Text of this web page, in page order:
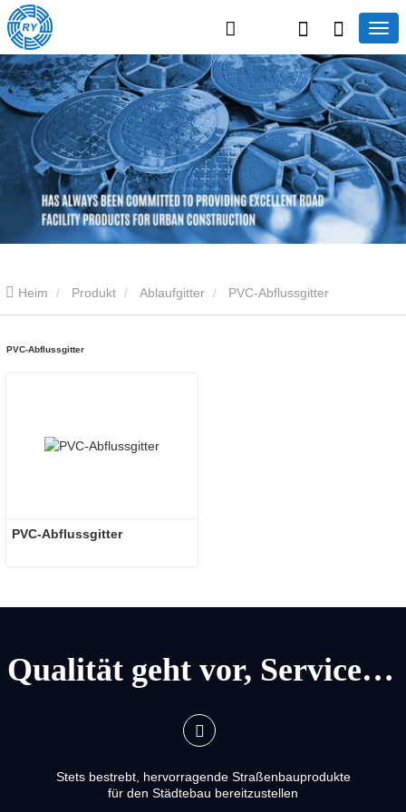
Heim Produkt Ablaufgitter PVC-Abflussgitter
PVC-Abflussgitter
PVC-Abflussgitter
Qualität geht vor, Service geht vor
Stets bestrebt, hervorragende Straßenbauprodukte
für den Städtebau bereitzustellen